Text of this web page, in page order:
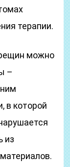
терапии.
можно
–
в которой
из